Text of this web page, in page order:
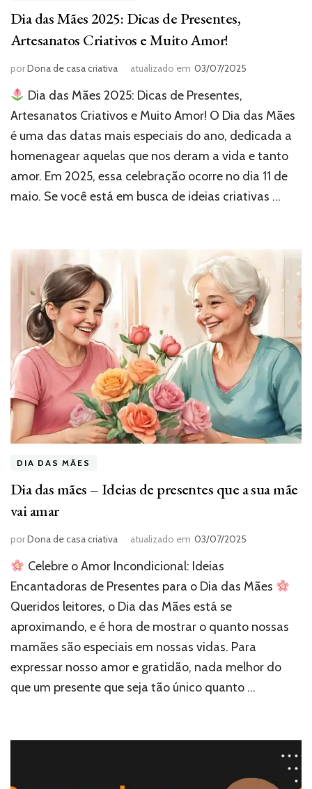
Dia das Mães 2025: Dicas de Presentes,
Artesanatos Criativos e Muito Amor!
porDona de casa criativa atualizado em 03/07/2025
Dia das Mães 2025: Dicas de Presentes,
Artesanatos Criativos e Muito Amor! O Dia das Mães
é uma das datas mais especiais do ano, dedicada a
homenagear aquelas que nos deram a vida e tanto
amor. Em 2025, essa celebração ocorre no dia 11 de
maio. Se você está em busca de ideias criativas …
DIA DAS MÃES
Dia das mães – Ideias de presentes que a sua mãe
vai amar
porDona de casa criativa atualizado em 03/07/2025
Celebre o Amor Incondicional: Ideias
Encantadoras de Presentes para o Dia das Mães
Queridos leitores, o Dia das Mães está se
aproximando, e é hora de mostrar o quanto nossas
mamães são especiais em nossas vidas. Para
expressar nosso amor e gratidão, nada melhor do
que um presente que seja tão único quanto …